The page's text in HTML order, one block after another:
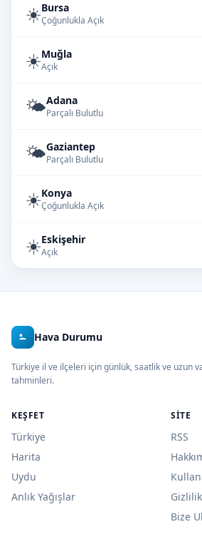
☀️Bursa
Çoğunlukla Açık
☀️Muğla
Açık
🌤️Adana
Parçalı Bulutlu
🌤️Gaziantep
Parçalı Bulutlu
☀️Konya
Çoğunlukla Açık
☀️Eskişehir
Açık
Hava Durumu
Türkiye il ve ilçeleri için günlük, saatlik ve uzun
tahminleri.
KEŞFET
Türkiye
Harita
Uydu
Anlık Yağışlar
SITE
RSS
Bize